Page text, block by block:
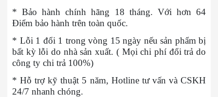
* Bảo hành chính hãng 18 tháng. Với hơn 64
Điểm bảo hành trên toàn quốc.
* Lỗi 1 đổi 1 trong vòng 15 ngày nếu sản phẩm bị
bất kỳ lỗi do nhà sản xuất. ( Mọi chi phí đổi trả do
công ty chi trả 100%)
* Hỗ trợ kỹ thuật 5 năm, Hotline tư vấn và CSKH
24/7 nhanh chóng.